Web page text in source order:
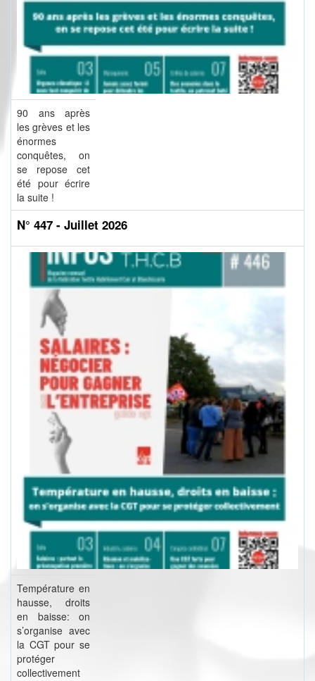
90 ans après
les grèves et les
énormes
conquêtes, on
se repose cet
été pour écrire
la suite !
N° 447 - Juillet 2026
Température en
hausse, droits
en baisse: on
s’organise avec
la CGT pour se
protéger
collectivement